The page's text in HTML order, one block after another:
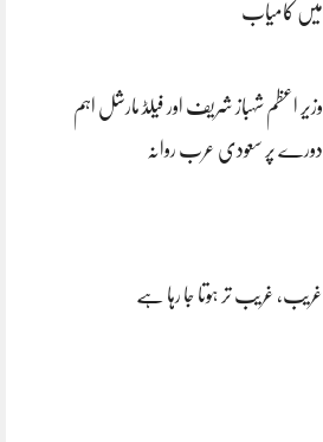
میں کامیاب
وزیر اعظم شہباز شریف اور فیلڈ مارشل اہم
دورے پر سعودی عرب روانہ
غریب، غریب تر ہوتا جا رہا ہے